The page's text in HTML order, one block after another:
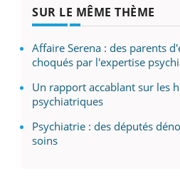
SUR LE MÊME THÈME
Affaire Serena : des parents
choqués par l'expertise
Un rapport accablant sur les
psychiatriques
Psychiatrie : des députés
soins